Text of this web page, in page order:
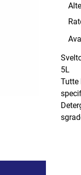
5L
Tutte